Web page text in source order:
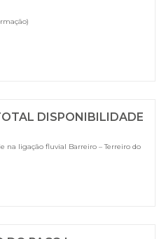
DISPONIBILIDADE
na ligação fluvial Barreiro – Terreiro do